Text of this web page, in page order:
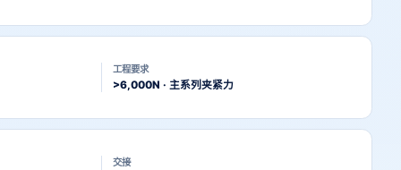
工程要求
>6,000N · 主系列夹紧力
交接